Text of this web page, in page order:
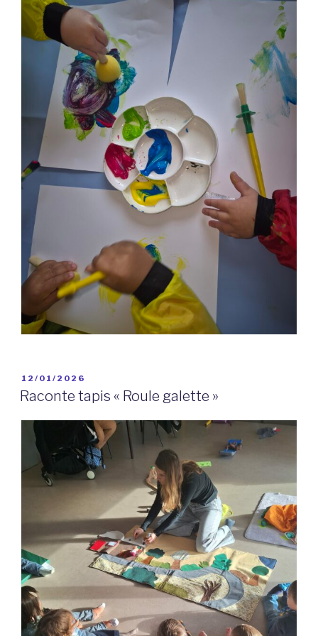
PUBLIÉ
LE
12/01/2026
Raconte tapis « Roule galette »